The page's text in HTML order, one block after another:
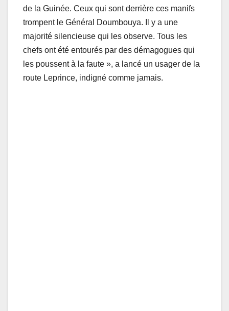
de la Guinée. Ceux qui sont derrière ces manifs
trompent le Général Doumbouya. Il y a une
majorité silencieuse qui les observe. Tous les
chefs ont été entourés par des démagogues qui
les poussent à la faute », a lancé un usager de la
route Leprince, indigné comme jamais.